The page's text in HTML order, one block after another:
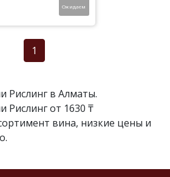
Ожидаем
1
Рислинг в Алматы.
Рислинг от 1630 ₸
вина, низкие цены и